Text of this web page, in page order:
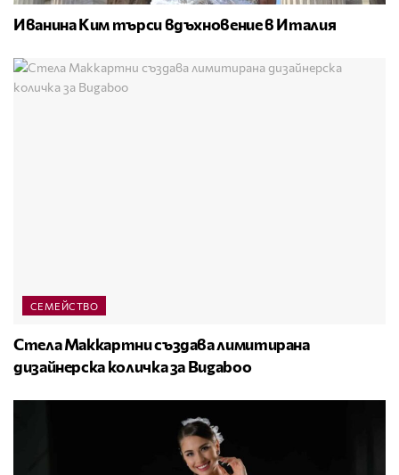
Иванина Ким търси вдъхновение в Италия
СЕМЕЙСТВО
Стела Маккартни създава лимитирана
дизайнерска количка за Bugaboo